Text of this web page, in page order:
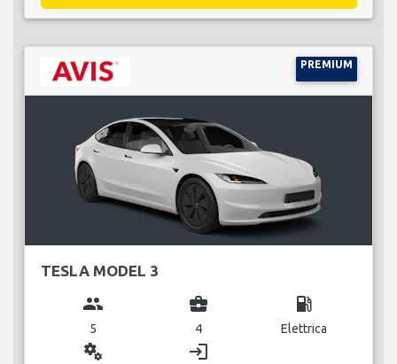
PREMIUM
TESLA MODEL 3
group
5
business_center
4
local_gas_station
Elettrica
miscellaneous_services login